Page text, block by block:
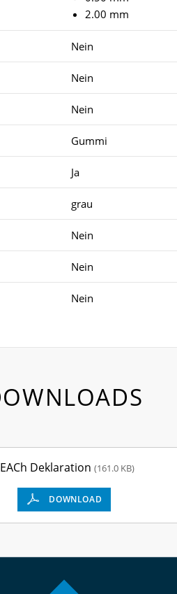
2.00 mm
Nein
Nein
Nein
Gummi
Ja
grau
Nein
Nein
Nein
Deklaration(161.0 KB)
DOWNLOAD